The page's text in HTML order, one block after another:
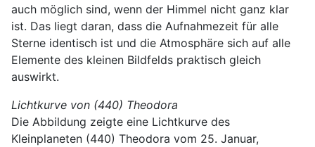
auch möglich sind, wenn der Himmel nicht ganz klar
ist. Das liegt daran, dass die Aufnahmezeit für alle
Sterne identisch ist und die Atmosphäre sich auf alle
Elemente des kleinen Bildfelds praktisch gleich
auswirkt.
Lichtkurve von (440) Theodora
Die Abbildung zeigte eine Lichtkurve des
Kleinplaneten (440) Theodora vom 25. Januar,